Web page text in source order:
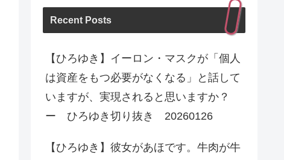
Recent Posts
【ひろゆき】イーロン・マスクが「個人
は資産をもつ必要がなくなる」と話して
いますが、実現されると思いますか？
ー ひろゆき切り抜き 20260126
【ひろゆき】彼女があほです。牛肉が牛